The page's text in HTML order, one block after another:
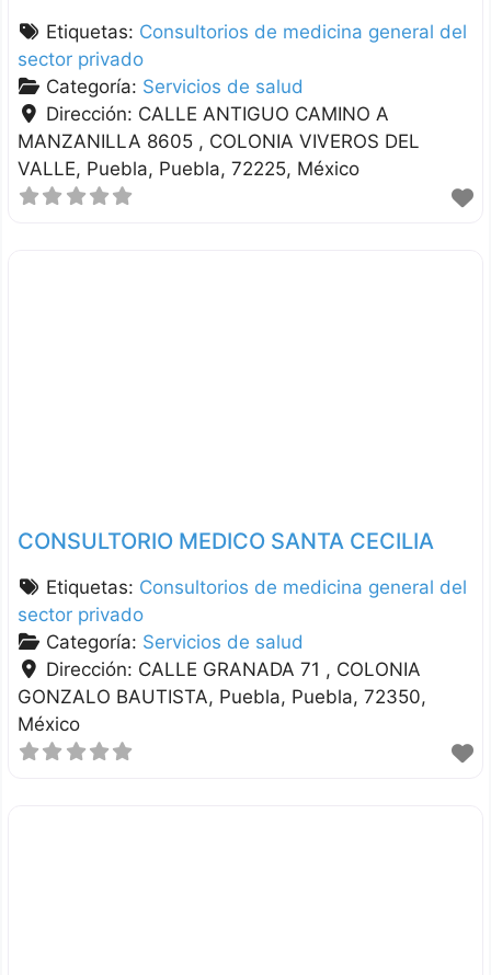
Etiquetas: Consultorios de medicina general del
sector privado
Categoría: Servicios de salud
Dirección: CALLE ANTIGUO CAMINO A
MANZANILLA 8605 , COLONIA VIVEROS DEL
VALLE Puebla Puebla 72225 México
CONSULTORIO MEDICO SANTA CECILIA
Etiquetas: Consultorios de medicina general del
sector privado
Categoría: Servicios de salud
Dirección: CALLE GRANADA 71 , COLONIA
GONZALO BAUTISTA Puebla Puebla 72350
México